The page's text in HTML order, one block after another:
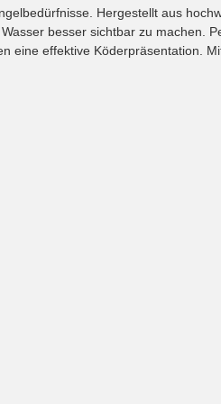
Hergestellt aus
besser sichtbar zu machen.
effektive Köderpräsentation.